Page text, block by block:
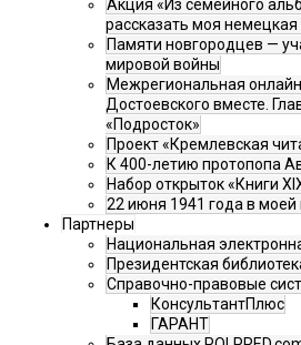
Акция «Из семейного
рассказать моя
Памяти новгородцев —
мировой войны
Межрегиональная
Достоевского вместе.
«Подросток»
Проект «Кремлевская
К 400-летию протопопа
Набор открыток «Книги
22 июня 1941 года в моей
Партнеры
Национальная
Президентская
Справочно-правовые
КонсультантПлюс
ГАРАНТ